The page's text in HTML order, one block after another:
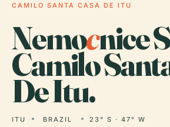
CAMILO SANTA CASA DE ITU
Nemocnice
Camilo
De Itu.
ITU BRAZIL 23° S · 47° W